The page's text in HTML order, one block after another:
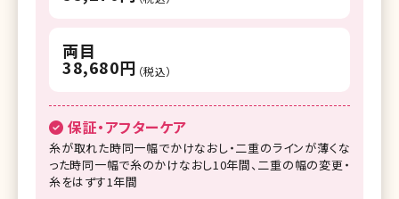
両目
38,680円 （税込）
保証・アフターケア
糸が取れた時同一幅でかけなおし・二重のラインが薄くな
った時同一幅で糸のかけなおし10年間、二重の幅の変更・
糸をはずす1年間